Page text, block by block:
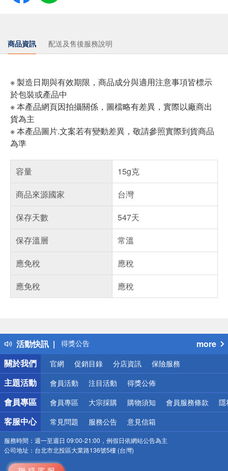
商品資訊 配送及售後服務說明
※ 製造日期與有效期限，商品成分與適用注意事項皆標示
於包裝或產品中
※ 本產品網頁因拍攝關係，圖檔略有差異，實際以廠商出
貨為主
※ 本產品圖片.文案若有變動差異，敬請參照實際到貨商品
為準
容量
15g克
商品來源國家
台灣
保存天數
547天
保存溫層
常溫
應免稅
應稅
應免稅
應稅
活動快訊
得獎公告
熱門話題
銀行優惠
偏遠地區配送
詐騙網頁！請小心！
more
關於我們
官網 促銷目錄 分店資訊 保險服務
主題活動 會員活動 注目活動 得獎公佈
會員專區 會員專區 大宗採購 購物須知 會員服務條款 隱
客服中心 常見問題 服務公告 意見信箱
服務時間： 週一至週日 09:00-21:00，例假日依網站公告為主
公司地址： 台北市北投區大業路136號5樓 (台灣)